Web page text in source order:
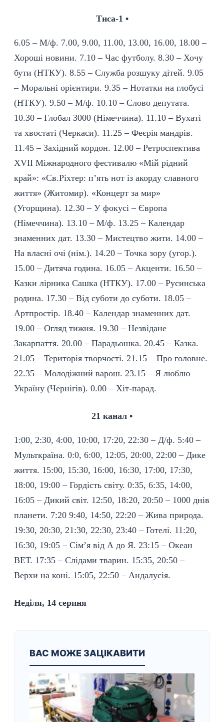
Тиса-1 •
6.05 – М/ф. 7.00, 9.00, 11.00, 13.00, 16.00, 18.00 –
Хороші новини. 7.10 – Час футболу. 8.30 – Хочу
бути (НТКУ). 8.55 – Служба розшуку дітей. 9.05
– Моральні орієнтири. 9.35 – Нотатки на глобусі
(НТКУ). 9.50 – М/ф. 10.10 – Слово депутата.
10.30 – Глобал 3000 (Німеччина). 11.10 – Вухаті
та хвостаті (Черкаси). 11.25 – Феєрія мандрів.
11.45 – Західний кордон. 12.00 – Ретроспектива
XVII Міжнародного фестивалю «Мій рідний
край»: «Св.Ріхтер: п’ять нот із акорду славного
життя» (Житомир). «Концерт за мир»
(Угорщина). 12.30 – У фокусі – Європа
(Німеччина). 13.10 – М/ф. 13.25 – Календар
знаменних дат. 13.30 – Мистецтво жити. 14.00 –
На власні очі (нім.). 14.20 – Точка зору (угор.).
15.00 – Дитяча година. 16.05 – Акценти. 16.50 –
Казки лірника Сашка (НТКУ). 17.00 – Русинська
родина. 17.30 – Від суботи до суботи. 18.05 –
Артпростір. 18.40 – Календар знаменних дат.
19.00 – Огляд тижня. 19.30 – Незвідане
Закарпаття. 20.00 – Парадьошка. 20.45 – Казка.
21.05 – Територія творчості. 21.15 – Про головне.
22.35 – Молодіжний варош. 23.15 – Я люблю
Україну (Чернігів). 0.00 – Хіт-парад.
21 канал •
1:00, 2:30, 4:00, 10:00, 17:20, 22:30 – Д/ф. 5:40 –
Мульткраїна. 0:0, 6:00, 12:05, 20:00, 22:00 – Дике
життя. 15:00, 15:30, 16:00, 16:30, 17:00, 17:30,
18:00, 19:00 – Гордість світу. 0:35, 6:35, 14:00,
16:05 – Дикий світ. 12:50, 18:20, 20:50 – 1000 днів
планети. 7:20 9:40, 14:50, 22:20 – Жива природа.
19:30, 20:30, 21:30, 22:30, 23:40 – Готелі. 11:20,
16:30, 19:05 – Сім’я від А до Я. 23:15 – Океан
ВЕТ. 17:35 – Слідами тварин. 15:35, 20:50 –
Верхи на коні. 15:05, 22:50 – Андалусія.
Неділя, 14 серпня
ВАС МОЖЕ ЗАЦІКАВИТИ